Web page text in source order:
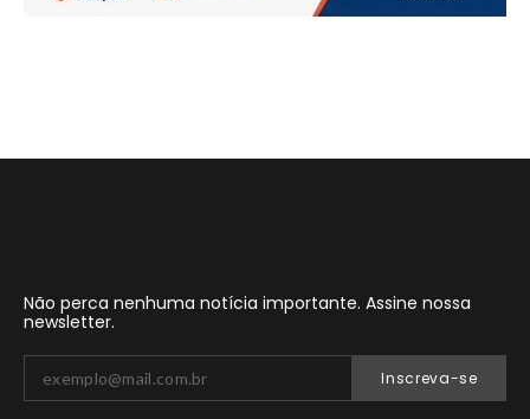
Não perca nenhuma notícia importante. Assine nossa
newsletter.
Inscreva-se